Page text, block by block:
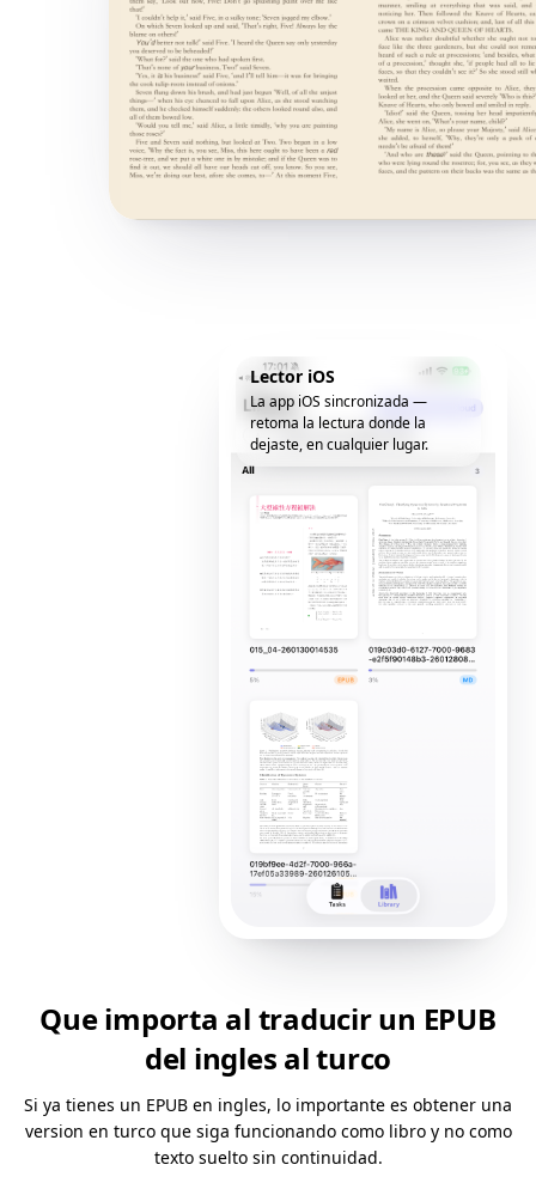
Lector iOS
La app iOS sincronizada —
retoma la lectura donde la
dejaste, en cualquier lugar.
Que importa al traducir un EPUB
del ingles al turco
Si ya tienes un EPUB en ingles, lo importante es obtener una
version en turco que siga funcionando como libro y no como
texto suelto sin continuidad.